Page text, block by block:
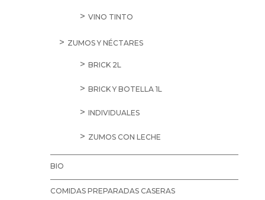
VINO TINTO
ZUMOS Y NÉCTARES
BRICK 2L
BRICK Y BOTELLA 1L
INDIVIDUALES
ZUMOS CON LECHE
BIO
COMIDAS PREPARADAS CASERAS